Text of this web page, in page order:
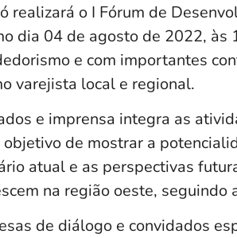
realizará o I Fórum de
dia 04 de agosto de 2022, às
e com importantes
varejista local e regional.
e imprensa integra as
de mostrar a
atual e as perspectivas
na região oeste, seguindo
de diálogo e convidados